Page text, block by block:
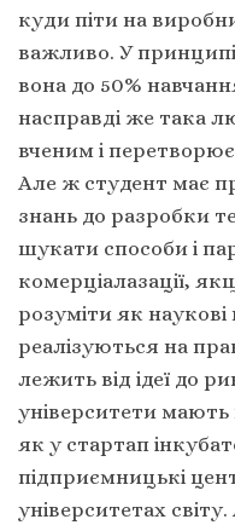
куди піти на
важливо. У
вона до 50%
насправді же така
вченим і
Але ж студент має
знань до разробки
шукати способи і
комерціалазації,
розуміти як
реалізуються на
лежить від ідеї до
університети
як у стартап
підприємницькі
університетах